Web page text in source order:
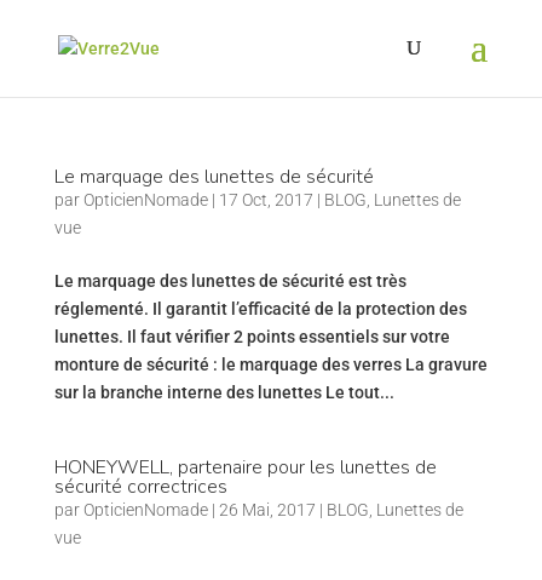
Le marquage des lunettes de sécurité
par OpticienNomade| 17 Oct, 2017 | BLOG Lunettes de
vue
Le marquage des lunettes de sécurité est très
réglementé. Il garantit l’efficacité de la protection des
lunettes. Il faut vérifier 2 points essentiels sur votre
monture de sécurité : le marquage des verres La gravure
sur la branche interne des lunettes Le tout...
HONEYWELL, partenaire pour les lunettes de
sécurité correctrices
par OpticienNomade| 26 Mai, 2017 | BLOG Lunettes de
vue